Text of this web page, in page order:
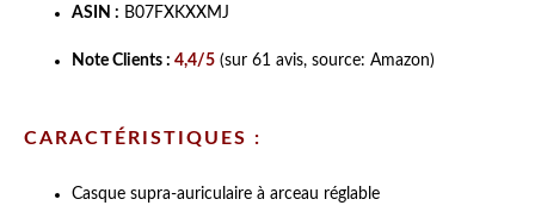
ASIN : B07FXKXXMJ
Note Clients : 4,4/5 (sur 61 avis, source: Amazon)
CARACTÉRISTIQUES :
Casque supra-auriculaire à arceau réglable